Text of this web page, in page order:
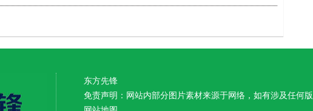
东方先锋
免责声明：网站内部分图片素材来源于网络，如有涉及任何